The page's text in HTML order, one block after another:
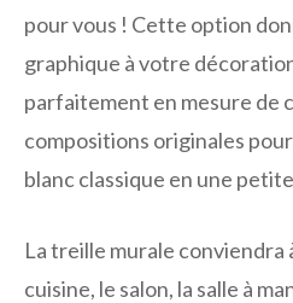
pour vous ! Cette option
graphique à votre
parfaitement en mesure de
compositions originales
blanc classique en une
La treille murale conviendra
cuisine, le salon, la salle à